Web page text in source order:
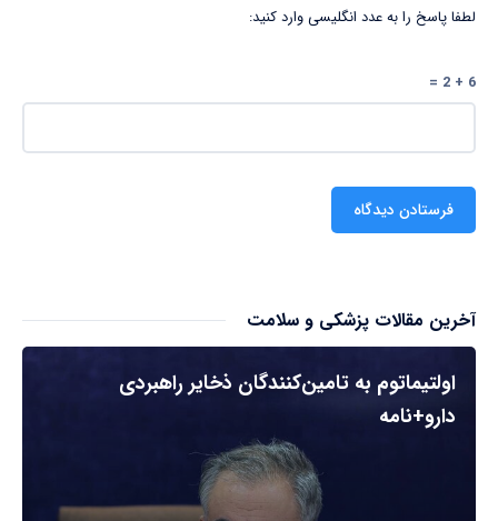
لطفا پاسخ را به عدد انگلیسی وارد کنید:
6 + 2 =
آخرین مقالات پزشکی و سلامت
اولتیماتوم به تامین‌کنندگان ذخایر راهبردی
دارو+نامه